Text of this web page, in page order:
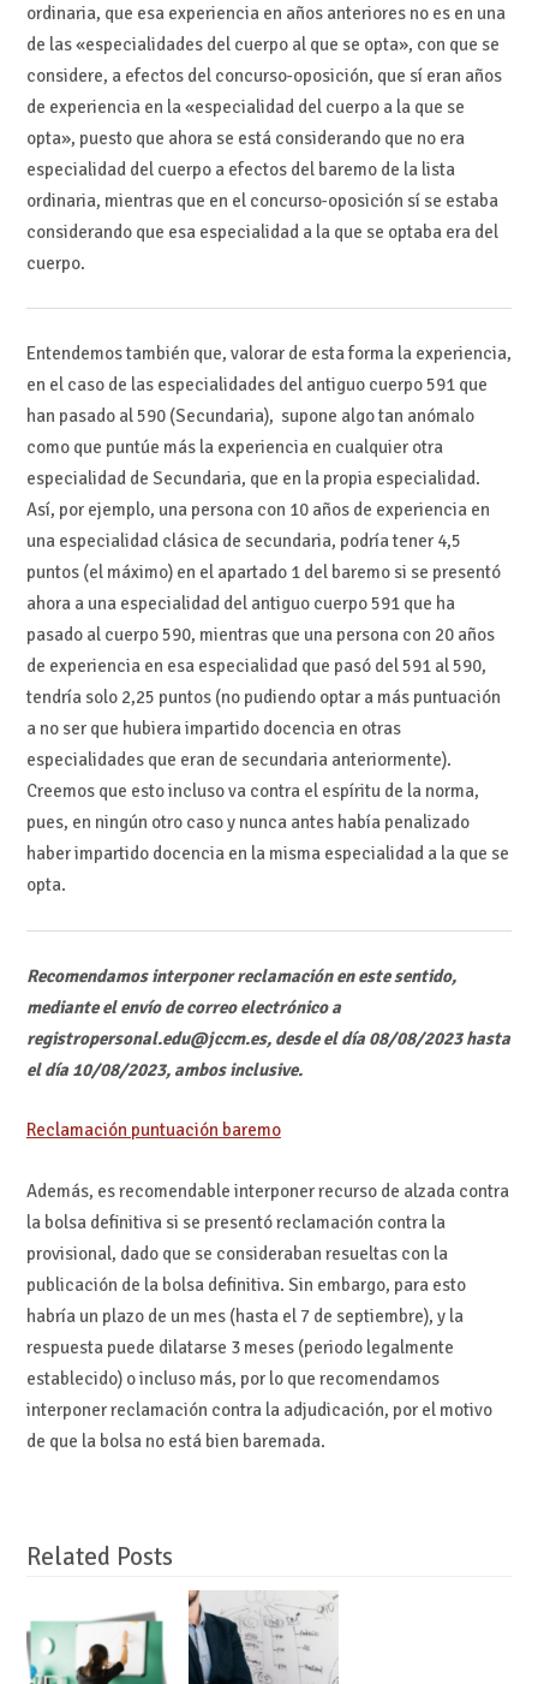
ordinaria, que esa experiencia en años anteriores no es en una
de las «especialidades del cuerpo al que se opta», con que se
considere, a efectos del concurso-oposición, que sí eran años
de experiencia en la «especialidad del cuerpo a la que se
opta», puesto que ahora se está considerando que no era
especialidad del cuerpo a efectos del baremo de la lista
ordinaria, mientras que en el concurso-oposición sí se estaba
considerando que esa especialidad a la que se optaba era del
cuerpo.
Entendemos también que, valorar de esta forma la experiencia,
en el caso de las especialidades del antiguo cuerpo 591 que
han pasado al 590 (Secundaria), supone algo tan anómalo
como que puntúe más la experiencia en cualquier otra
especialidad de Secundaria, que en la propia especialidad.
Así, por ejemplo, una persona con 10 años de experiencia en
una especialidad clásica de secundaria, podría tener 4,5
puntos (el máximo) en el apartado 1 del baremo si se presentó
ahora a una especialidad del antiguo cuerpo 591 que ha
pasado al cuerpo 590, mientras que una persona con 20 años
de experiencia en esa especialidad que pasó del 591 al 590,
tendría solo 2,25 puntos (no pudiendo optar a más puntuación
a no ser que hubiera impartido docencia en otras
especialidades que eran de secundaria anteriormente).
Creemos que esto incluso va contra el espíritu de la norma,
pues, en ningún otro caso y nunca antes había penalizado
haber impartido docencia en la misma especialidad a la que se
opta.
Recomendamos interponer reclamación en este sentido,
mediante el envío de correo electrónico a
registropersonal.edu@jccm.es, desde el día 08/08/2023 hasta
el día 10/08/2023, ambos inclusive.
Reclamación puntuación baremo
Además, es recomendable interponer recurso de alzada contra
la bolsa definitiva si se presentó reclamación contra la
provisional, dado que se consideraban resueltas con la
publicación de la bolsa definitiva. Sin embargo, para esto
habría un plazo de un mes (hasta el 7 de septiembre), y la
respuesta puede dilatarse 3 meses (periodo legalmente
establecido) o incluso más, por lo que recomendamos
interponer reclamación contra la adjudicación, por el motivo
de que la bolsa no está bien baremada.
Related Posts